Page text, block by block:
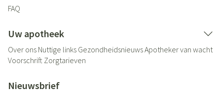
FAQ
Uw apotheek
Over ons Nuttige links GezondheidsnieuwsApotheker van wacht
Voorschrift Zorgtarieven
Nieuwsbrief